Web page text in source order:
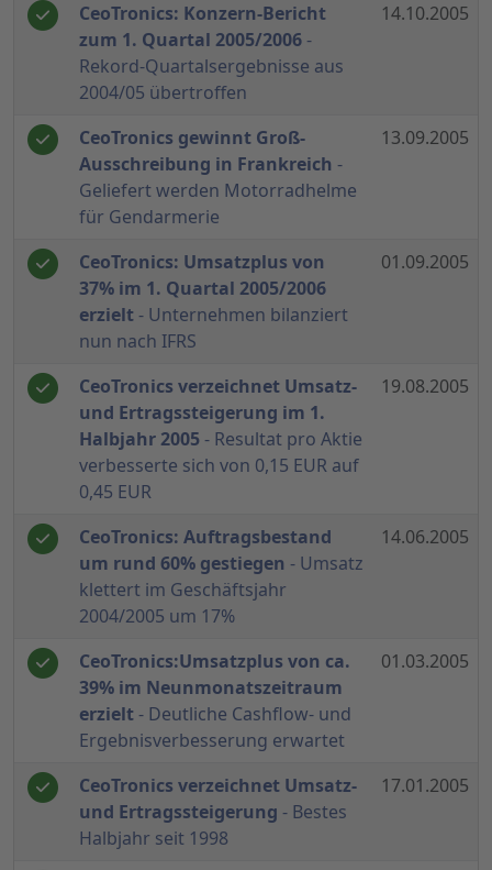
CeoTronics: Konzern-Bericht
zum 1. Quartal 2005/2006 -
Rekord-Quartalsergebnisse aus
2004/05 übertroffen
14.10.2005
CeoTronics gewinnt Groß-
Ausschreibung in Frankreich -
Geliefert werden Motorradhelme
für Gendarmerie
13.09.2005
CeoTronics: Umsatzplus von
37% im 1. Quartal 2005/2006
erzielt - Unternehmen bilanziert
nun nach IFRS
01.09.2005
CeoTronics verzeichnet Umsatz-
und Ertragssteigerung im 1.
Halbjahr 2005- Resultat pro Aktie
verbesserte sich von 0,15 EUR auf
0,45 EUR
19.08.2005
CeoTronics: Auftragsbestand
um rund 60% gestiegen - Umsatz
klettert im Geschäftsjahr
2004/2005 um 17%
14.06.2005
CeoTronics:Umsatzplus von ca.
39% im Neunmonatszeitraum
erzielt- Deutliche Cashflow- und
Ergebnisverbesserung erwartet
01.03.2005
CeoTronics verzeichnet Umsatz-
und Ertragssteigerung - Bestes
Halbjahr seit 1998
17.01.2005